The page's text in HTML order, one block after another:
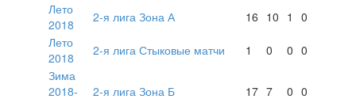
Лето
2018
2-я лига Зона А 16 10 1
0
Лето
2018
2-я лига Стыковые матчи 1 0 0 0
Зима
2018-
2-я лига Зона Б 17 7 0 0